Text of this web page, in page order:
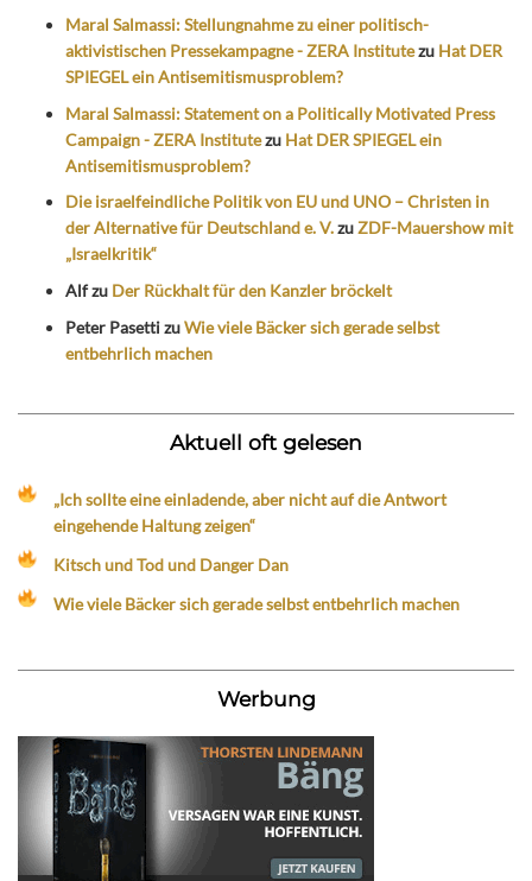
Maral Salmassi: Stellungnahme zu einer politisch-
aktivistischen Pressekampagne - ZERA Institutezu Hat DER
SPIEGEL ein Antisemitismusproblem?
Maral Salmassi: Statement on a Politically Motivated Press
Campaign - ZERA Institutezu Hat DER SPIEGEL ein
Antisemitismusproblem?
Die israelfeindliche Politik von EU und UNO – Christen in
der Alternative für Deutschland e. V.zuZDF-Mauershow mit
„Israelkritik“
Alfzu Der Rückhalt für den Kanzler bröckelt
Peter PasettizuWie viele Bäcker sich gerade selbst
entbehrlich machen
Aktuell oft gelesen
„Ich sollte eine einladende, aber nicht auf die Antwort
eingehende Haltung zeigen“
Kitsch und Tod und Danger Dan
Wie viele Bäcker sich gerade selbst entbehrlich machen
Werbung